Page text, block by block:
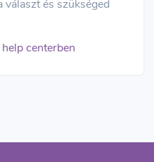
választ és szükséged
centerben